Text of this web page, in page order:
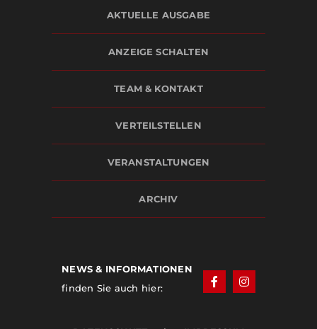
AKTUELLE AUSGABE
ANZEIGE SCHALTEN
TEAM & KONTAKT
VERTEILSTELLEN
VERANSTALTUNGEN
ARCHIV
NEWS & INFORMATIONEN
finden Sie auch hier: